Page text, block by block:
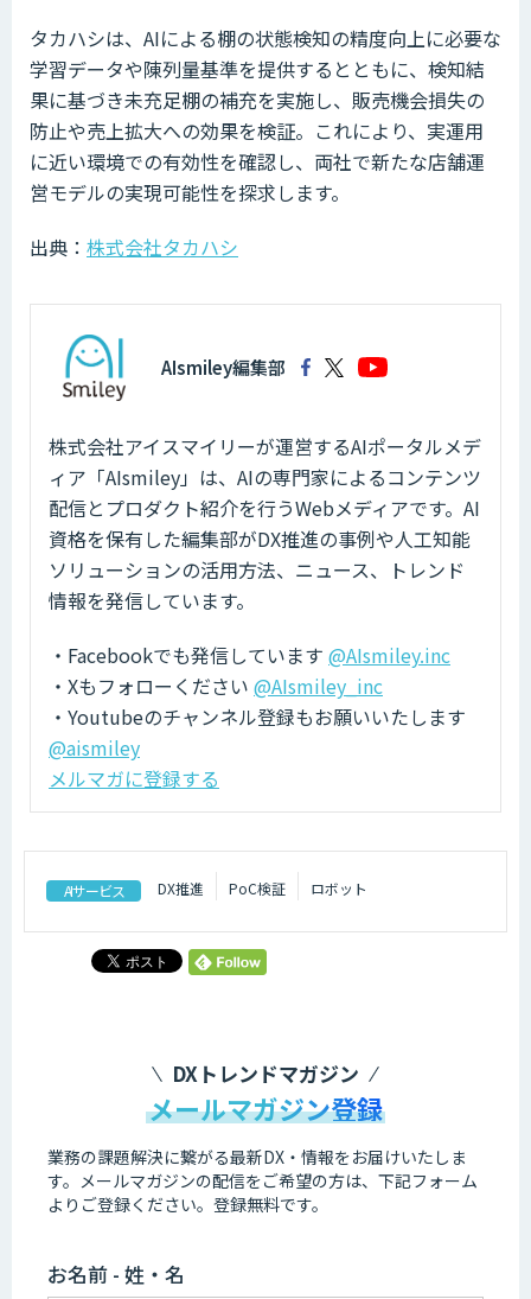
タカハシは、AIによる棚の状態検知の精度向上に必要な
学習データや陳列量基準を提供するとともに、検知結
果に基づき未充足棚の補充を実施し、販売機会損失の
防止や売上拡大への効果を検証。これにより、実運用
に近い環境での有効性を確認し、両社で新たな店舗運
営モデルの実現可能性を探求します。
出典： 株式会社タカハシ
AIsmiley編集部
株式会社アイスマイリーが運営するAIポータルメデ
ィア「AIsmiley」は、AIの専門家によるコンテンツ
配信とプロダクト紹介を行うWebメディアです。AI
資格を保有した編集部がDX推進の事例や人工知能
ソリューションの活用方法、ニュース、トレンド
情報を発信しています。
・Facebookでも発信しています @AIsmiley.inc
・Xもフォローください @AIsmiley_inc
・Youtubeのチャンネル登録もお願いいたします
@aismiley
メルマガに登録する
AIサービス DX推進 PoC検証 ロボット
DXトレンドマガジン
メールマガジン登録
業務の課題解決に繋がる最新DX・情報をお届けいたしま
す。 メールマガジンの配信をご希望の方は、下記フォーム
よりご登録ください。登録無料です。
お名前 - 姓・名